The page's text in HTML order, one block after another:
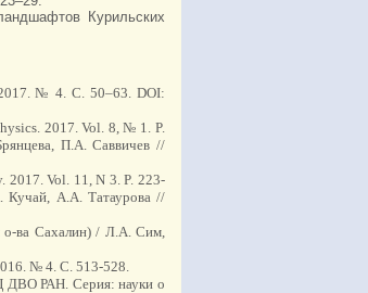
Курильских
2017. № 4. С. 50–63. DOI:
2017. Vol. 8, № 1. P.
П.А. Саввичев //
2017. Vol. 11, N 3. P. 223-
Кучай, А.А. Татаурова //
о-ва Сахалин) / Л.А. Сим,
№ 4. С. 513-528.
ДВО РАН. Серия: науки о